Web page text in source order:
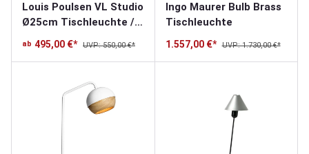
Louis Poulsen VL Studio
Ø25cm Tischleuchte /
Bodenleuchte
ab 495,00 €* UVP: 550,00 €*
Ingo Maurer Bulb Brass
Tischleuchte
1.557,00 €* UVP: 1.730,00 €*